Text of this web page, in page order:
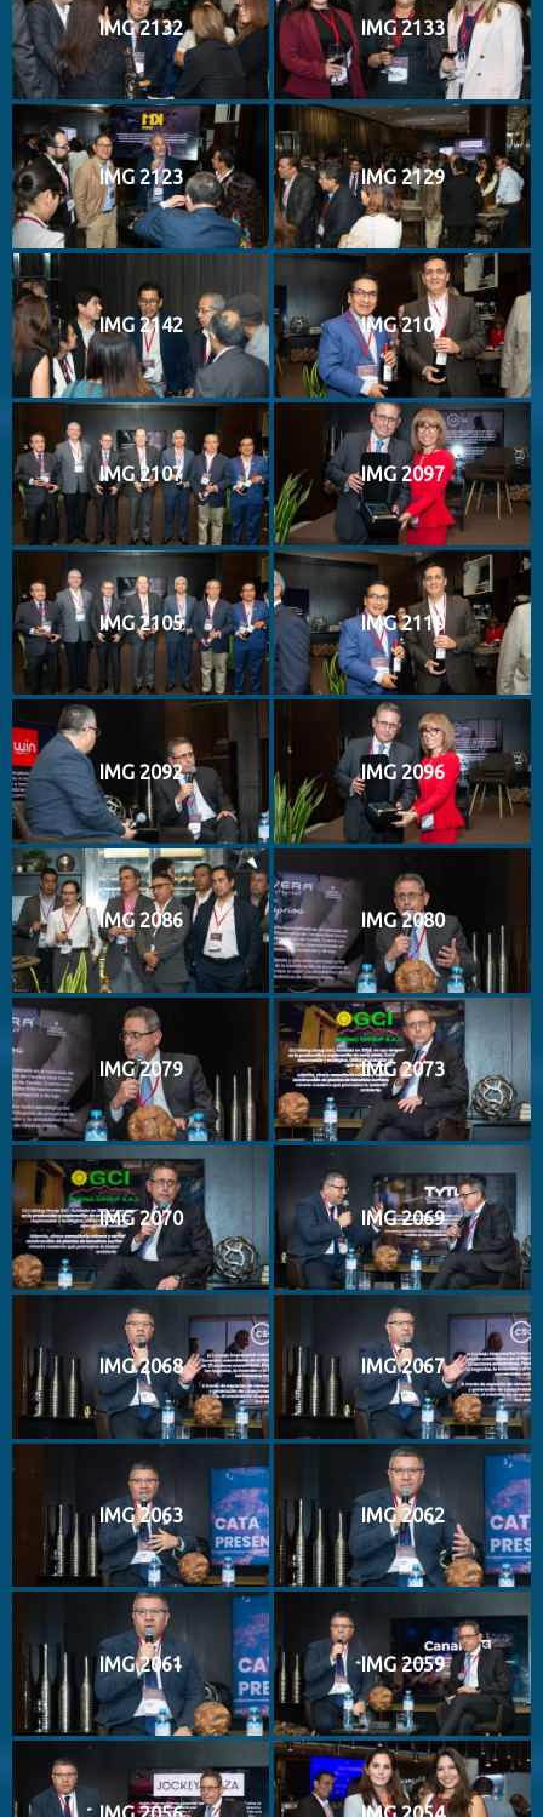
IMG 2132 IMG 2133
IMG 2123 IMG 2129
IMG 2142 IMG 2109
IMG 2107 IMG 2097
IMG 2105 IMG 2110
IMG 2092 IMG 2096
IMG 2086 IMG 2080
IMG 2079 IMG 2073
IMG 2070 IMG 2069
IMG 2068 IMG 2067
IMG 2063 IMG 2062
IMG 2061 IMG 2059